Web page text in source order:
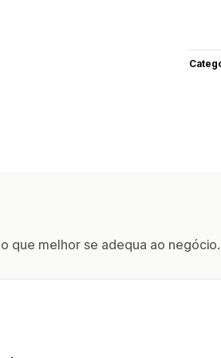
que melhor se adequa ao negócio.